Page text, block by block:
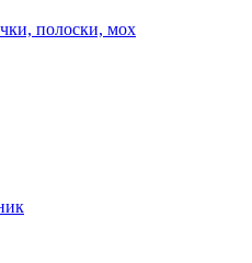
полоски, мох